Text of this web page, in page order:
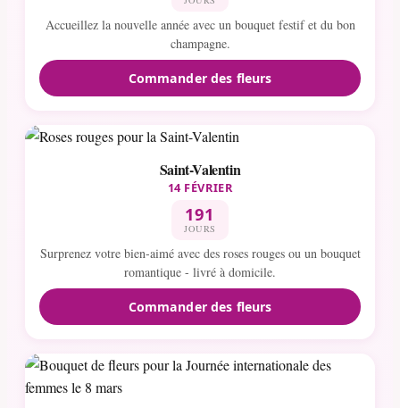
Accueillez la nouvelle année avec un bouquet festif et du bon
champagne.
Commander des fleurs
Saint-Valentin
14 FÉVRIER
191
JOURS
Surprenez votre bien-aimé avec des roses rouges ou un bouquet
romantique - livré à domicile.
Commander des fleurs